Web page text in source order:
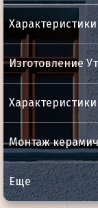
Плотность
Внешний вид
Изготовление
Монтаж
Еще